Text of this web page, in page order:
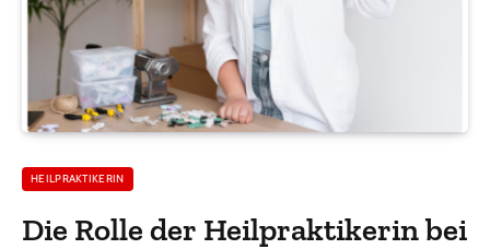
HEILPRAKTIKERIN
Die Rolle der Heilpraktikerin bei